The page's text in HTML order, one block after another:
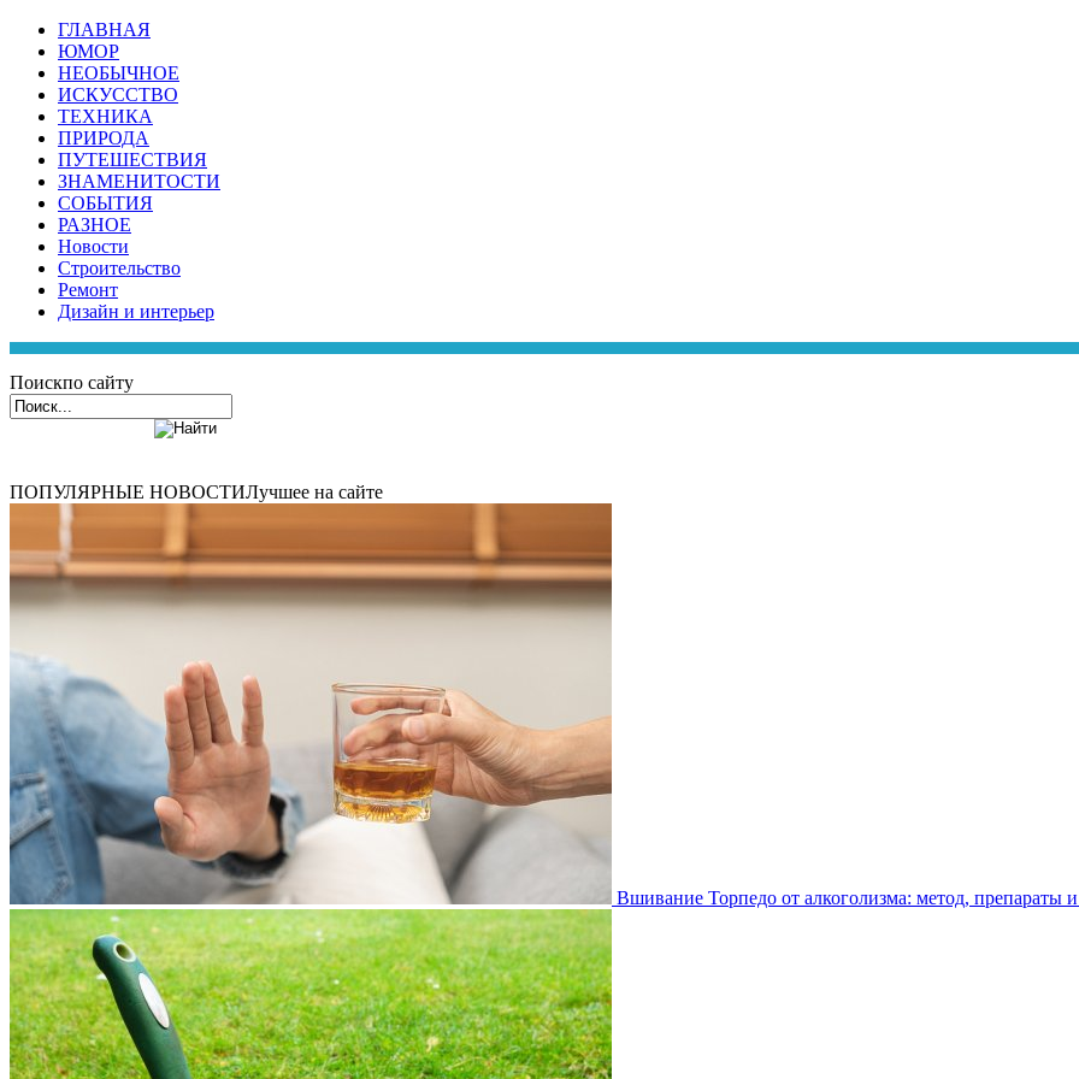
ГЛАВНАЯ
ЮМОР
НЕОБЫЧНОЕ
ИСКУССТВО
ТЕХНИКА
ПРИРОДА
ПУТЕШЕСТВИЯ
ЗНАМЕНИТОСТИ
СОБЫТИЯ
РАЗНОЕ
Новости
Строительство
Ремонт
Дизайн и интерьер
Поискпо сайту
ПОПУЛЯРНЫЕ НОВОСТИЛучшее на сайте
Вшивание Торпедо от алкоголизма: метод, препараты